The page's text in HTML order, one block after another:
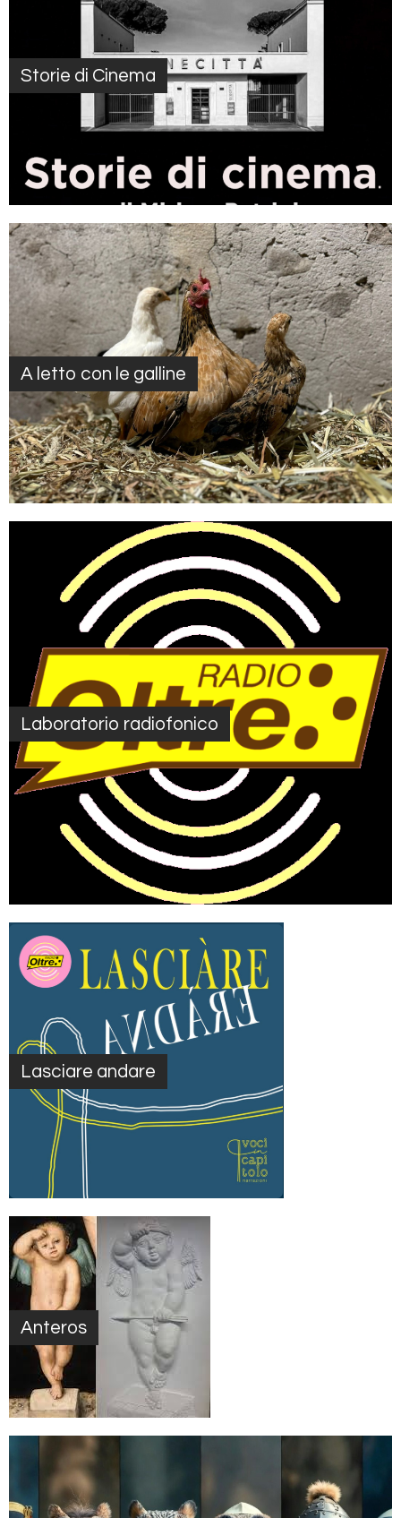
Storie di Cinema
A letto con le galline
Laboratorio radiofonico
Lasciare andare
Anteros